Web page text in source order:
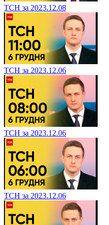
ТСН за 2023.12.08
ТСН за 2023.12.06
ТСН за 2023.12.06
ТСН за 2023.12.06